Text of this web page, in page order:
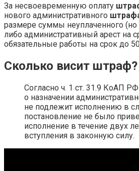
За несвоевременную оплату
нового административного
размере суммы неуплаченного (но
либо административный арест на
обязательные работы на срок до
Сколько висит штраф?
Согласно ч. 1 ст. 31.9 КоАП
о назначении
не подлежит исполнению в
постановление не было
исполнение в течение двух
вступления в законную силу.